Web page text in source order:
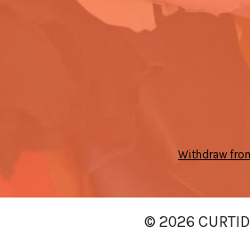
Withdraw
© 2026